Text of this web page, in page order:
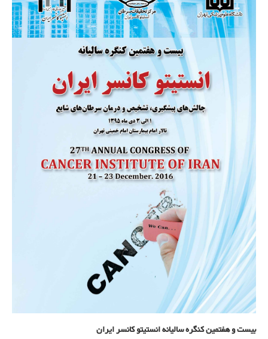
بیست و هفتمین کنگره سالیانه انستیتو کانسر ایران